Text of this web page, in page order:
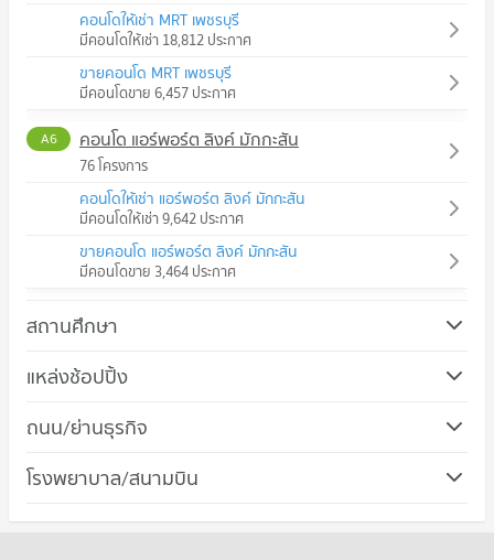
คอนโดให้เช่า MRT เพชรบุรี
มีคอนโดให้เช่า 18,812 ประกาศ
ขายคอนโด MRT เพชรบุรี
มีคอนโดขาย 6,457 ประกาศ
A6 คอนโด แอร์พอร์ต ลิงค์ มักกะสัน
76 โครงการ
คอนโดให้เช่า แอร์พอร์ต ลิงค์ มักกะสัน
มีคอนโดให้เช่า 9,642 ประกาศ
ขายคอนโด แอร์พอร์ต ลิงค์ มักกะสัน
มีคอนโดขาย 3,464 ประกาศ
สถานศึกษา
คอนโด ม.ศรีนครินทรวิโรฒ วิทยาเขตประสานมิตร
คอนโดให้เช่า ม.ศรีนครินทรวิโรฒ วิทยาเขตประสานมิตร
มีคอนโดให้เช่า 57,037 ประกาศ
ขายคอนโด ม.ศรีนครินทรวิโรฒ วิทยาเขตประสานมิตร
แหล่งช้อปปิ้ง
คอนโด โรบินสัน สุขุมวิท
คอนโดให้เช่า โรบินสัน สุขุมวิท
ถนน/ย่านธุรกิจ
คอนโด เขตห้วยขวาง
คอนโดให้เช่า เขตห้วยขวาง
โรงพยาบาล/สนามบิน
คอนโด รพ.จักษุรัตนิน